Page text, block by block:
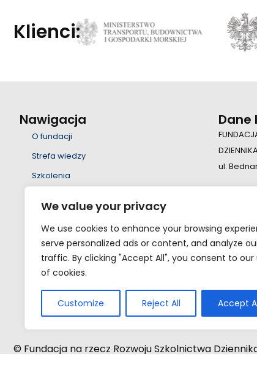
We value your privacy
We use cookies to enhance your browsing
serve personalized ads or content, and analyze
traffic. By clicking "Accept All", you consent to our
of cookies.
Customize Reject All Accept
Klienci:
Nawigacja
O fundacji
Strefa wiedzy
Szkolenia
Projekty
Nauka
Kontakt
Eksperci
Dane
ul.
+48 22
© Fundacja na rzecz Rozwoju Szkolnictwa